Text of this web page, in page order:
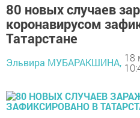
80 новых случаев
коронавирусом
Татарстане
Эльвира МУБАРАКШИНА, 18